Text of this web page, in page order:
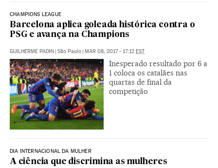
CHAMPIONS LEAGUE
Barcelona aplica goleada histórica contra o
PSG e avança na Champions
GUILHERME PADIN | São Paulo | MAR 08, 2017 - 17:12 EST
Inesperado resultado por 6 a
1 coloca os catalães nas
quartas de final da
competição
DIA INTERNACIONAL DA MULHER
A ciência que discrimina as mulheres